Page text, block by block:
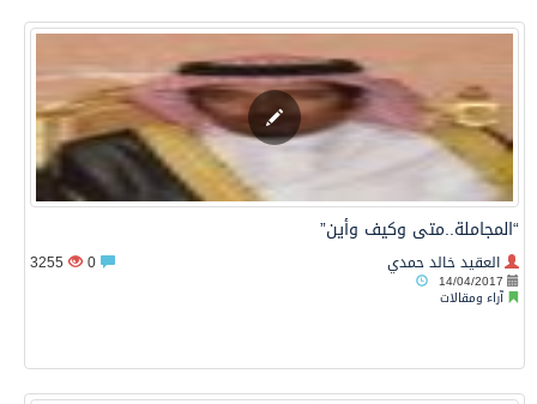
“المجاملة..متى وكيف وأين”
العقيد خالد حمدي
14/04/2017
آراء ومقالات
3255